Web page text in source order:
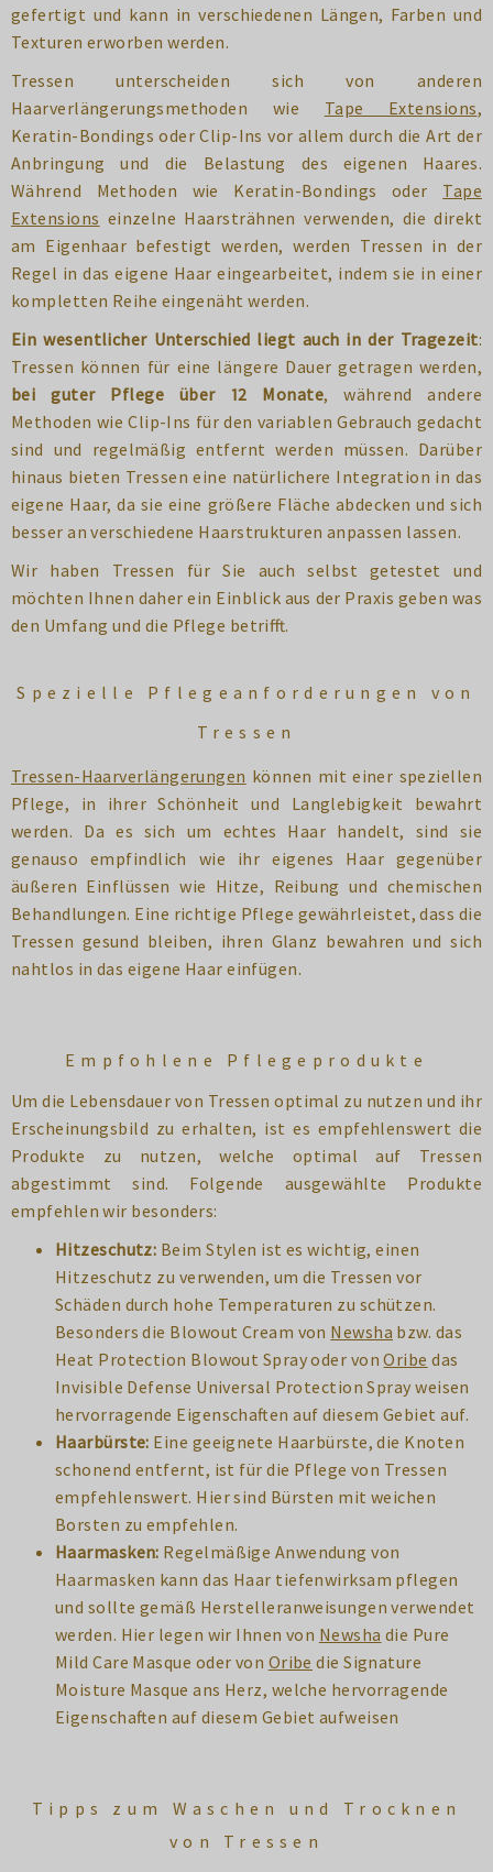
gefertigt und kann in verschiedenen Längen, Farben und
Texturen erworben werden.
Tressen unterscheiden sich von anderen
Haarverlängerungsmethoden wie Tape Extensions,
Keratin-Bondings oder Clip-Ins vor allem durch die Art der
Anbringung und die Belastung des eigenen Haares.
Während Methoden wie Keratin-Bondings oder Tape
Extensions einzelne Haarsträhnen verwenden, die direkt
am Eigenhaar befestigt werden, werden Tressen in der
Regel in das eigene Haar eingearbeitet, indem sie in einer
kompletten Reihe eingenäht werden.
Ein wesentlicher Unterschied liegt auch in der Tragezeit:
Tressen können für eine längere Dauer getragen werden,
bei guter Pflege über 12 Monate, während andere
Methoden wie Clip-Ins für den variablen Gebrauch gedacht
sind und regelmäßig entfernt werden müssen. Darüber
hinaus bieten Tressen eine natürlichere Integration in das
eigene Haar, da sie eine größere Fläche abdecken und sich
besser an verschiedene Haarstrukturen anpassen lassen.
Wir haben Tressen für Sie auch selbst getestet und
möchten Ihnen daher ein Einblick aus der Praxis geben was
den Umfang und die Pflege betrifft.
Spezielle Pflegeanforderungen von
Tressen
Tressen-Haarverlängerungen können mit einer speziellen
Pflege, in ihrer Schönheit und Langlebigkeit bewahrt
werden. Da es sich um echtes Haar handelt, sind sie
genauso empfindlich wie ihr eigenes Haar gegenüber
äußeren Einflüssen wie Hitze, Reibung und chemischen
Behandlungen. Eine richtige Pflege gewährleistet, dass die
Tressen gesund bleiben, ihren Glanz bewahren und sich
nahtlos in das eigene Haar einfügen.
Empfohlene Pflegeprodukte
Um die Lebensdauer von Tressen optimal zu nutzen und ihr
Erscheinungsbild zu erhalten, ist es empfehlenswert die
Produkte zu nutzen, welche optimal auf Tressen
abgestimmt sind. Folgende ausgewählte Produkte
empfehlen wir besonders:
Hitzeschutz: Beim Stylen ist es wichtig, einen
Hitzeschutz zu verwenden, um die Tressen vor
Schäden durch hohe Temperaturen zu schützen.
Besonders die Blowout Cream von Newsha bzw. das
Heat Protection Blowout Spray oder vonOribe das
Invisible Defense Universal Protection Spray weisen
hervorragende Eigenschaften auf diesem Gebiet auf.
Haarbürste: Eine geeignete Haarbürste, die Knoten
schonend entfernt, ist für die Pflege von Tressen
empfehlenswert. Hier sind Bürsten mit weichen
Borsten zu empfehlen.
Haarmasken: Regelmäßige Anwendung von
Haarmasken kann das Haar tiefenwirksam pflegen
und sollte gemäß Herstelleranweisungen verwendet
werden. Hier legen wir Ihnen von Newsha die Pure
Mild Care Masque oder von Oribe die Signature
Moisture Masque ans Herz, welche hervorragende
Eigenschaften auf diesem Gebiet aufweisen
Tipps zum Waschen und Trocknen
von Tressen